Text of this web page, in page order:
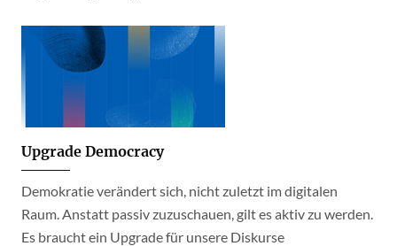
Upgrade Democracy
Demokratie verändert sich, nicht zuletzt im digitalen
Raum. Anstatt passiv zuzuschauen, gilt es aktiv zu werden.
Es braucht ein Upgrade für unsere Diskurse